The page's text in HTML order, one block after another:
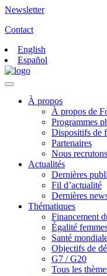
Newsletter
Contact
English
Español
À propos
À propos de
Programmes
Dispositifs de
Partenaires
Nous
Actualités
Dernières
Fil d’actualité
Dernières
Thématiques
Financement
Égalité
Santé
Objectifs de
G7 / G20
Tous les